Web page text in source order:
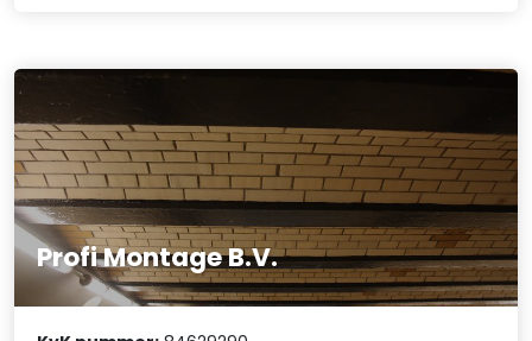
Profi Montage B.V.